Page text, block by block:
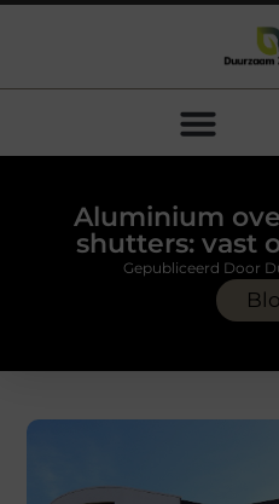
Aluminium
shutters: vast
Gepubliceerd Door